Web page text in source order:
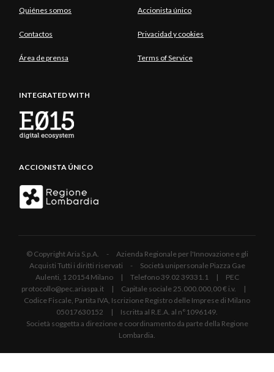
Quiénes somos Accionista único
Contactos Privacidad y cookies
Área de prensa Terms of Service
INTEGRATED WITH
ACCIONISTA ÚNICO
© Copyright Aria S.p.A. - Azienda Regionale per l'Innovazione e gli
Acquisti Tutti i diritti riservati - Società unipersonale Piazza Gae
Aulenti, 1 20154 Milano | Telefono 39.02 39331.1 | PEC
protocollo@pec.ariaspa.it | Capitale sociale 25.000.000,00 € i.v. |
Codice Fiscale, Partita IVA, Iscrizione Registro delle Imprese di Milano
05017630152 | Iscritta al R.E.A. al n°1096149.
Società soggetta a direzione e coordinamento da parte della Regione
Lombardia.